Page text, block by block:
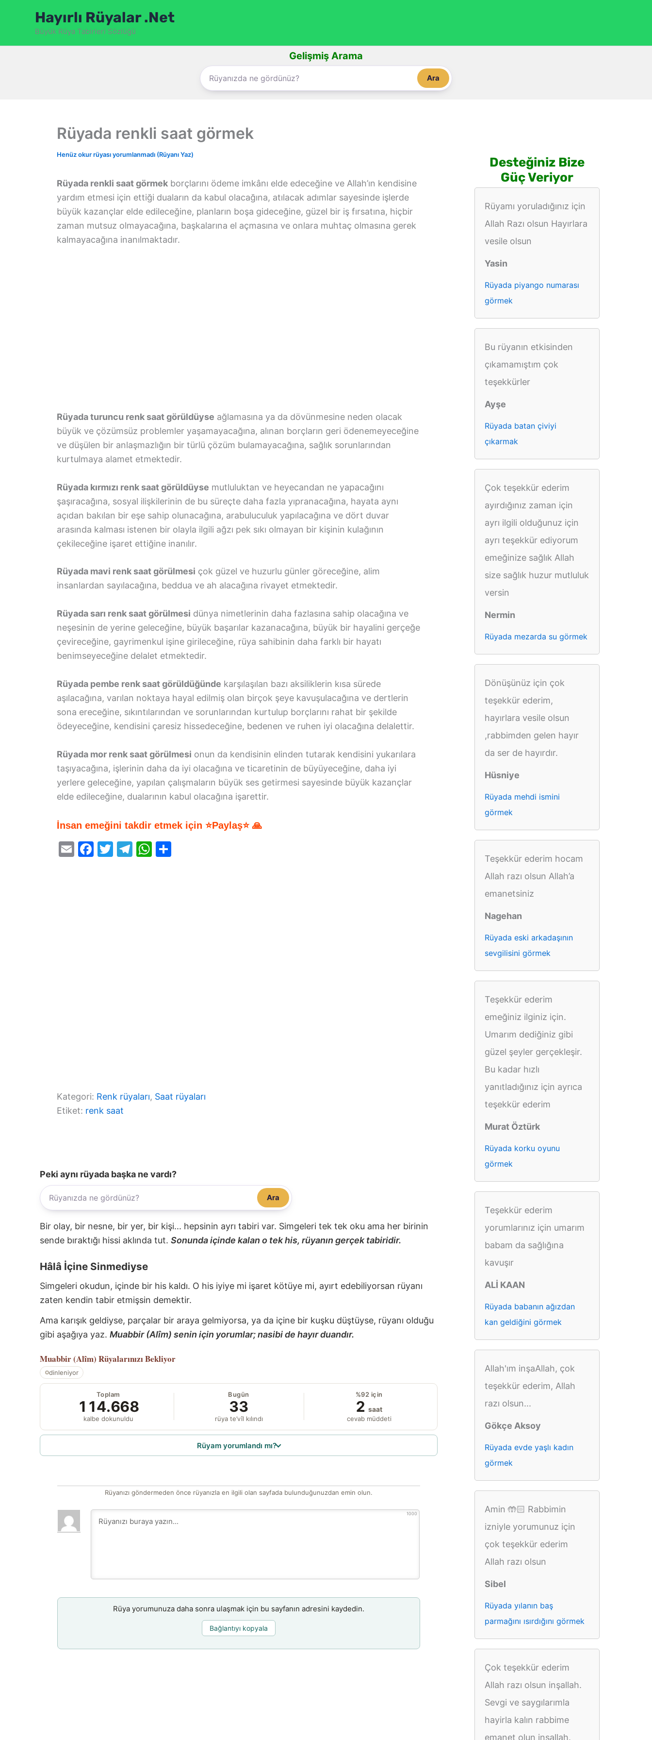
Hayırlı Rüyalar .Net
Büyük Rüya Tabirleri Sözlüğü
Gelişmiş Arama
Ara
Rüyada renkli saat görmek
Henüz okur rüyası yorumlanmadı (Rüyanı Yaz)
Rüyada renkli saat görmek borçlarını ödeme imkânı elde edeceğine ve Allah’ın kendisine
yardım etmesi için ettiği duaların da kabul olacağına, atılacak adımlar sayesinde işlerde
büyük kazançlar elde edileceğine, planların boşa gideceğine, güzel bir iş fırsatına, hiçbir
zaman mutsuz olmayacağına, başkalarına el açmasına ve onlara muhtaç olmasına gerek
kalmayacağına inanılmaktadır.
Rüyada turuncu renk saat görüldüyse ağlamasına ya da dövünmesine neden olacak
büyük ve çözümsüz problemler yaşamayacağına, alınan borçların geri ödenemeyeceğine
ve düşülen bir anlaşmazlığın bir türlü çözüm bulamayacağına, sağlık sorunlarından
kurtulmaya alamet etmektedir.
Rüyada kırmızı renk saat görüldüyse mutluluktan ve heyecandan ne yapacağını
şaşıracağına, sosyal ilişkilerinin de bu süreçte daha fazla yıpranacağına, hayata aynı
açıdan bakılan bir eşe sahip olunacağına, arabuluculuk yapılacağına ve dört duvar
arasında kalması istenen bir olayla ilgili ağzı pek sıkı olmayan bir kişinin kulağının
çekileceğine işaret ettiğine inanılır.
Rüyada mavi renk saat görülmesi çok güzel ve huzurlu günler göreceğine, alim
insanlardan sayılacağına, beddua ve ah alacağına rivayet etmektedir.
Rüyada sarı renk saat görülmesi dünya nimetlerinin daha fazlasına sahip olacağına ve
neşesinin de yerine geleceğine, büyük başarılar kazanacağına, büyük bir hayalini gerçeğe
çevireceğine, gayrimenkul işine girileceğine, rüya sahibinin daha farklı bir hayatı
benimseyeceğine delalet etmektedir.
Rüyada pembe renk saat görüldüğünde karşılaşılan bazı aksiliklerin kısa sürede
aşılacağına, varılan noktaya hayal edilmiş olan birçok şeye kavuşulacağına ve dertlerin
sona ereceğine, sıkıntılarından ve sorunlarından kurtulup borçlarını rahat bir şekilde
ödeyeceğine, kendisini çaresiz hissedeceğine, bedenen ve ruhen iyi olacağına delalettir.
Rüyada mor renk saat görülmesi onun da kendisinin elinden tutarak kendisini yukarılara
taşıyacağına, işlerinin daha da iyi olacağına ve ticaretinin de büyüyeceğine, daha iyi
yerlere geleceğine, yapılan çalışmaların büyük ses getirmesi sayesinde büyük kazançlar
elde edileceğine, dualarının kabul olacağına işarettir.
İnsan emeğini takdir etmek için ⭐Paylaş⭐ 🙏
E
F
T
T
W
Kategori: Renk rüyaları, Saat rüyaları
Etiket: renk saat
Peki aynı rüyada başka ne vardı?
Ara
Bir olay, bir nesne, bir yer, bir kişi... hepsinin ayrı tabiri var. Simgeleri tek tek oku ama her birinin
sende bıraktığı hissi aklında tut. Sonunda içinde kalan o tek his, rüyanın gerçek tabiridir.
Hâlâ İçine Sinmediyse
Simgeleri okudun, içinde bir his kaldı. O his iyiye mi işaret kötüye mi, ayırt edebiliyorsan rüyanı
zaten kendin tabir etmişsin demektir.
Ama karışık geldiyse, parçalar bir araya gelmiyorsa, ya da içine bir kuşku düştüyse, rüyanı olduğu
gibi aşağıya yaz. Muabbir (Alîm) senin için yorumlar; nasibi de hayır duandır.
Muabbir (Alîm) Rüyalarınızı Bekliyor
dinleniyor
Toplam
114.668
kalbe dokunuldu
Bugün
33
rüya te’vîl kılındı
%92 için
2 saat
cevab müddeti
Rüyam yorumlandı mı?
Rüyanızı göndermeden önce rüyanızla en ilgili olan sayfada bulunduğunuzdan emin olun.
1000
Rüya yorumunuza daha sonra ulaşmak için bu sayfanın adresini kaydedin.
Bağlantıyı kopyala
Desteğiniz Bize
Güç Veriyor
Rüyamı yoruladığınız için
Allah Razı olsun Hayırlara
vesile olsun
Yasin
Rüyada piyango numarası
görmek
Bu rüyanın etkisinden
çıkamamıştım çok
teşekkürler
Ayşe
Rüyada batan çiviyi
çıkarmak
Çok teşekkür ederim
ayırdığınız zaman için
ayrı ilgili olduğunuz için
ayrı teşekkür ediyorum
emeğinize sağlık Allah
size sağlık huzur mutluluk
versin
Nermin
Rüyada mezarda su görmek
Dönüşünüz için çok
teşekkür ederim,
hayırlara vesile olsun
,rabbimden gelen hayır
da ser de hayırdır.
Hüsniye
Rüyada mehdi ismini
görmek
Teşekkür ederim hocam
Allah razı olsun Allah’a
emanetsiniz
Nagehan
Rüyada eski arkadaşının
sevgilisini görmek
Teşekkür ederim
emeğiniz ilginiz için.
Umarım dediğiniz gibi
güzel şeyler gerçekleşir.
Bu kadar hızlı
yanıtladığınız için ayrıca
teşekkür ederim
Murat Öztürk
Rüyada korku oyunu
görmek
Teşekkür ederim
yorumlarınız için umarım
babam da sağlığına
kavuşır
ALİ KAAN
Rüyada babanın ağızdan
kan geldiğini görmek
Allah'ım inşaAllah, çok
teşekkür ederim, Allah
razı olsun...
Gökçe Aksoy
Rüyada evde yaşlı kadın
görmek
Amin 🤲🏻 Rabbimin
izniyle yorumunuz için
çok teşekkür ederim
Allah razı olsun
Sibel
Rüyada yılanın baş
parmağını ısırdığını görmek
Çok teşekkür ederim
Allah razı olsun inşallah.
Sevgi ve saygılarımla
hayirla kalın rabbime
emanet olun inşallah.